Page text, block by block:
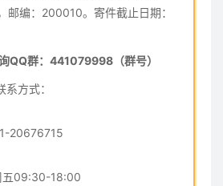
邮编：200010。寄件截止日期：
QQ群：441079998（群号）
方式：
20676715
五09:30-18:00